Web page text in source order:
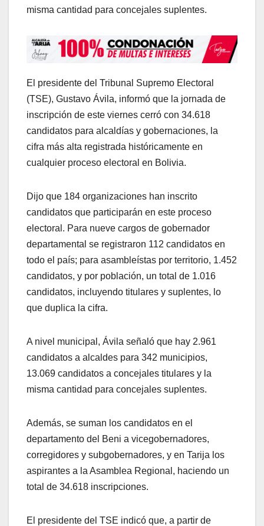
misma cantidad para concejales suplentes.
El presidente del Tribunal Supremo Electoral
(TSE), Gustavo Ávila, informó que la jornada de
inscripción de este viernes cerró con 34.618
candidatos para alcaldías y gobernaciones, la
cifra más alta registrada históricamente en
cualquier proceso electoral en Bolivia.
Dijo que 184 organizaciones han inscrito
candidatos que participarán en este proceso
electoral. Para nueve cargos de gobernador
departamental se registraron 112 candidatos en
todo el país; para asambleístas por territorio, 1.452
candidatos, y por población, un total de 1.016
candidatos, incluyendo titulares y suplentes, lo
que duplica la cifra.
A nivel municipal, Ávila señaló que hay 2.961
candidatos a alcaldes para 342 municipios,
13.069 candidatos a concejales titulares y la
misma cantidad para concejales suplentes.
Además, se suman los candidatos en el
departamento del Beni a vicegobernadores,
corregidores y subgobernadores, y en Tarija los
aspirantes a la Asamblea Regional, haciendo un
total de 34.618 inscripciones.
El presidente del TSE indicó que, a partir de